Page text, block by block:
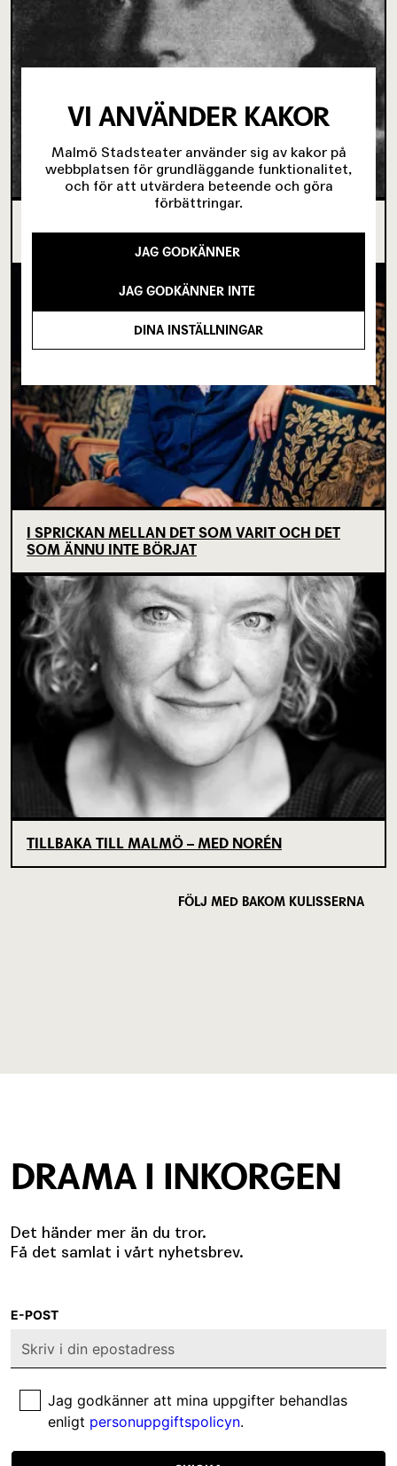
I SPRICKAN MELLAN DET SOM VARIT OCH DET
SOM ÄNNU INTE BÖRJAT
TILLBAKA TILL MALMÖ – MED NORÉN
FÖLJ MED BAKOM KULISSERNA
DRAMA I INKORGEN
Det händer mer än du tror.
Få det samlat i vårt nyhetsbrev.
E-POST
Jag godkänner att mina uppgifter behandlas
enligt personuppgiftspolicyn.
VI ANVÄNDER KAKOR
Malmö Stadsteater använder sig av kakor på
webbplatsen för grundläggande funktionalitet,
och för att utvärdera beteende och göra
förbättringar.
JAG GODKÄNNER
JAG GODKÄNNER INTE
DINA INSTÄLLNINGAR